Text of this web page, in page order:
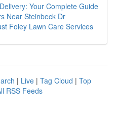
Your Complete Guide
Near Steinbeck Dr
Foley Lawn Care Services
| Live | Tag Cloud | Top
RSS Feeds